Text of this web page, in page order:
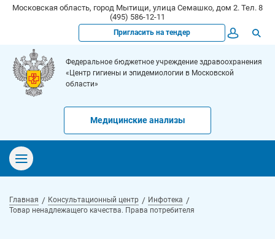
Московская область, город Мытищи, улица Семашко, дом 2. Тел. 8
(495) 586-12-11
Пригласить на тендер
Федеральное бюджетное учреждение здравоохранения
«Центр гигиены и эпидемиологии в Московской
области»
Медицинские анализы
Главная Консультационный центр
Инфотека
Товар ненадлежащего качества. Права потребителя